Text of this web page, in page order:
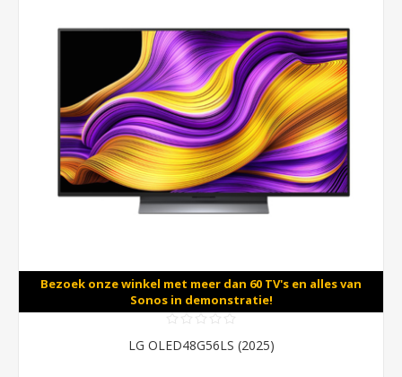
Bezoek onze winkel met meer dan 60 TV's en alles van
Sonos in demonstratie!
LG OLED48G56LS (2025)